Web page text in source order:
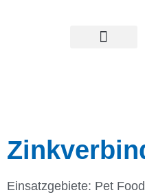
Einsatzgebiete: Pet Food